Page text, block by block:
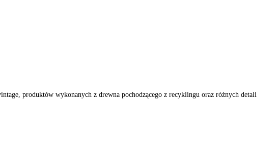
produktów wykonanych z drewna pochodzącego z recyklingu oraz różnych detali